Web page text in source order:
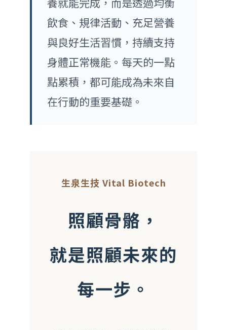
飲食、規律活動、充足營養
與良好生活習慣，持續支持
身體正常機能。每天的一點
點累積，都可能成為未來自
在行動的重要基礎。
生泉生技 Vital Biotech
照顧骨骼，
就是照顧未來的
每一步。